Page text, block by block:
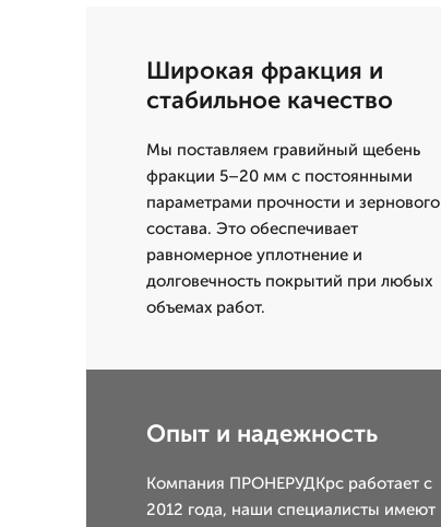
Широкая фракция и
стабильное качество
Мы поставляем гравийный щебень
фракции 5–20 мм с постоянными
параметрами прочности и зернового
состава. Это обеспечивает
равномерное уплотнение и
долговечность покрытий при любых
объемах работ.
Опыт и надежность
Компания ПРОНЕРУДКрс работает с
2012 года, наши специалисты имеют